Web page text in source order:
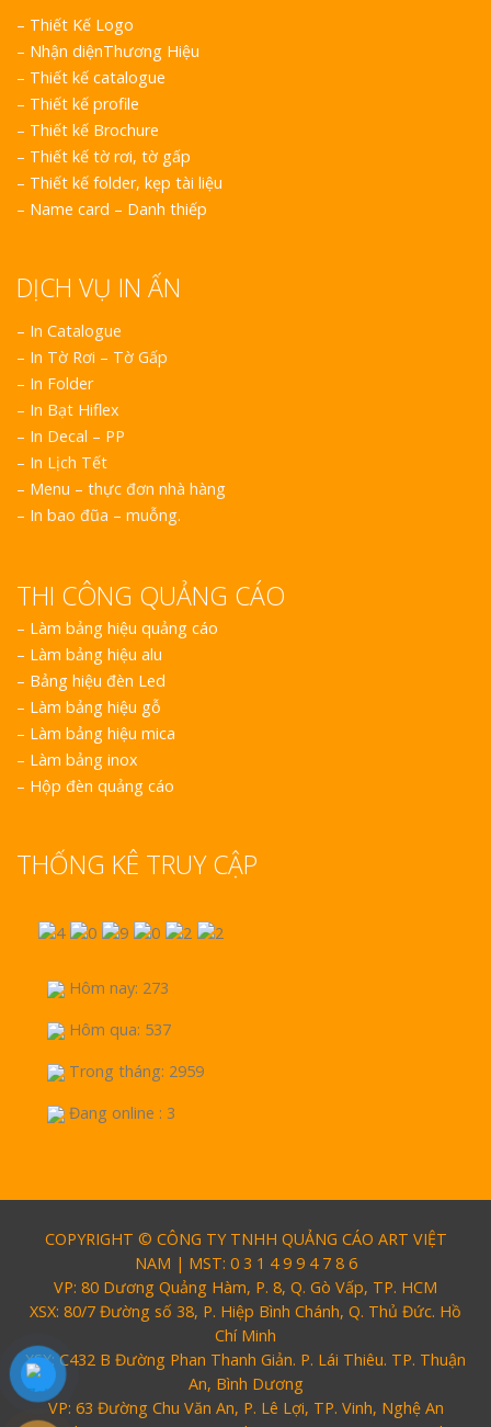
– Thiết Kế Logo
– Nhận diệnThương Hiệu
– Thiết kế catalogue
– Thiết kế profile
– Thiết kế Brochure
– Thiết kế tờ rơi, tờ gấp
– Thiết kế folder, kẹp tài liệu
– Name card – Danh thiếp
DỊCH VỤ IN ẤN
– In Catalogue
– In Tờ Rơi – Tờ Gấp
– In Folder
– In Bạt Hiflex
– In Decal – PP
– In Lịch Tết
– Menu – thực đơn nhà hàng
– In bao đũa – muỗng.
THI CÔNG QUẢNG CÁO
– Làm bảng hiệu quảng cáo
– Làm bảng hiệu alu
– Bảng hiệu đèn Led
– Làm bảng hiệu gỗ
– Làm bảng hiệu mica
– Làm bảng inox
– Hộp đèn quảng cáo
THỐNG KÊ TRUY CẬP
Hôm nay: 273
Hôm qua: 537
Trong tháng: 2959
Đang online : 3
COPYRIGHT © CÔNG TY TNHH QUẢNG CÁO ART VIỆT
NAM | MST: 0 3 1 4 9 9 4 7 8 6
VP: 80 Dương Quảng Hàm, P. 8, Q. Gò Vấp, TP. HCM
XSX: 80/7 Đường số 38, P. Hiệp Bình Chánh, Q. Thủ Đức. Hồ
Chí Minh
XSX: C432 B Đường Phan Thanh Giản. P. Lái Thiêu. TP. Thuận
An, Bình Dương
VP: 63 Đường Chu Văn An, P. Lê Lợi, TP. Vinh, Nghệ An